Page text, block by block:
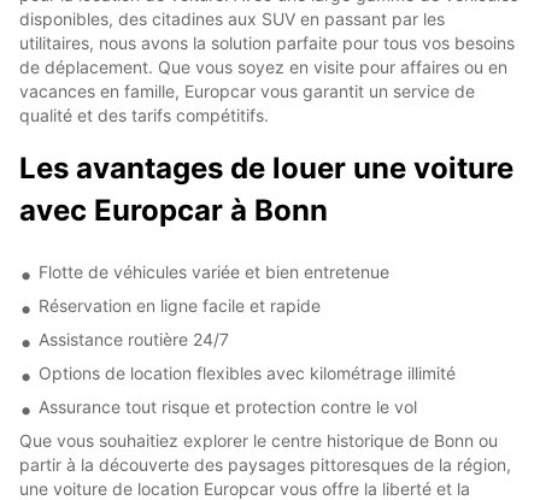
disponibles, des citadines aux SUV en passant par les
utilitaires, nous avons la solution parfaite pour tous vos besoins
de déplacement. Que vous soyez en visite pour affaires ou en
vacances en famille, Europcar vous garantit un service de
qualité et des tarifs compétitifs.
Les avantages de louer une voiture
avec Europcar à Bonn
Flotte de véhicules variée et bien entretenue
Réservation en ligne facile et rapide
Assistance routière 24/7
Options de location flexibles avec kilométrage illimité
Assurance tout risque et protection contre le vol
Que vous souhaitiez explorer le centre historique de Bonn ou
partir à la découverte des paysages pittoresques de la région,
une voiture de location Europcar vous offre la liberté et la